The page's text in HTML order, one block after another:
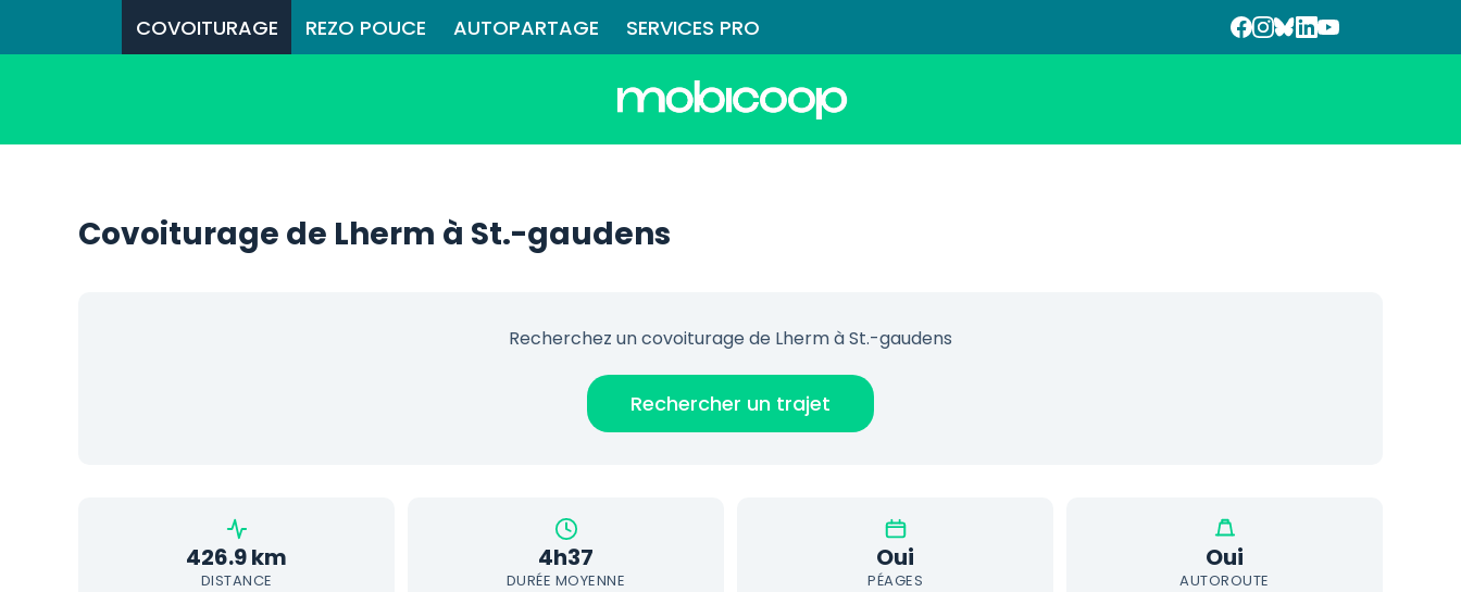
COVOITURAGE REZO POUCE AUTOPARTAGE SERVICES PRO
Covoiturage de Lherm à St.-gaudens
Recherchez un covoiturage de Lherm à St.-gaudens
Rechercher un trajet
426.9 km
DISTANCE
4h37
DURÉE MOYENNE
Oui
PÉAGES
Oui
AUTOROUTE